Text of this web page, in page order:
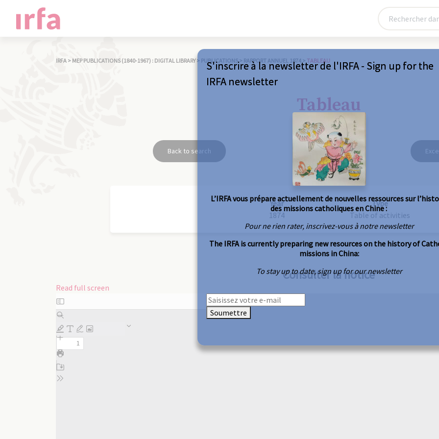
IRFA > MEP PUBLICATIONS (1840-1967) : DIGITAL LIBRARY > PUBLICATIONS > RAPPORT ANNUEL 1874 > TABLEAU
Tableau
Back to search
Year
1874
Type
Table of activities
Consulter la notice
Read full screen
Skip
to
PDF
content
S'inscrire à la newsletter de l'IRFA - Sign up for the
IRFA newsletter
L’IRFA vous prépare actuellement de nouvelles ressources sur
des missions catholiques en Chine :
Pour ne rien rater, inscrivez-vous à notre newsletter
The IRFA is currently preparing new resources on the history of
missions in China:
To stay up to date, sign up for our newsletter
Soumettre